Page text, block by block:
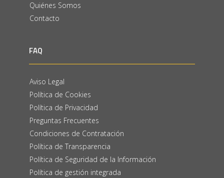
Quiénes Somos
Contacto
FAQ
Aviso Legal
Política de Cookies
Política de Privacidad
Preguntas Frecuentes
Condiciones de Contratación
Política de Transparencia
Política de Seguridad de la Información
Política de gestión integrada